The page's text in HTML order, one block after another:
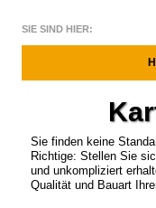
SIE SIND HIER:
Sie finden keine
Richtige: Stellen Sie
und unkompliziert
Qualität und Bauart